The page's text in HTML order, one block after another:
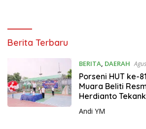
l
a
n
R
Berita Terbaru
BERITA, DAERAH
Porseni HUT ke-
Muara Beliti
Herdianto
dan Pembinaan
Andi YM